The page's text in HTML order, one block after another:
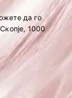
да го
1000